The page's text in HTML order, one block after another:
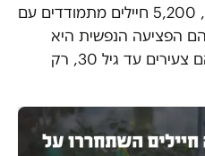
המלחמה שפנו לאגף השיקום, 5,200 חיילים מתמודדים עם
נפשיות. לכ-3,350 מהם הפציעה הנפשית היא
הפציעה העיקרית. 51 אחוז הם צעירים עד גיל 30, רק